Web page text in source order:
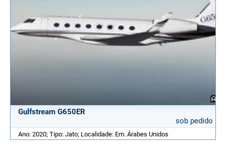
Gulfstream G650ER
sob pedido
Ano: 2020; Tipo: Jato; Localidade: Em. Árabes Unidos